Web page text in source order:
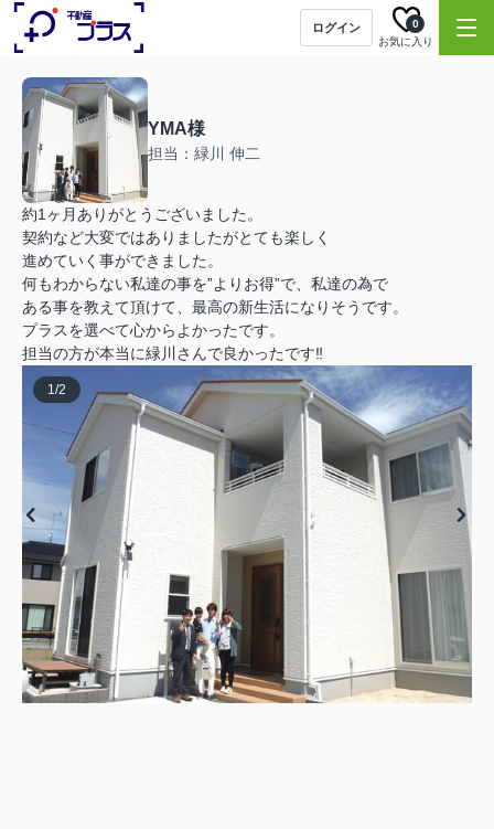
ログイン
お気に入り
0
YMA様
担当：緑川 伸二
約1ヶ月ありがとうございました。
契約など大変ではありましたがとても楽しく
進めていく事ができました。
何もわからない私達の事を”よりお得”で、私達の為で
ある事を教えて頂けて、最高の新生活になりそうです。
プラスを選べて心からよかったです。
担当の方が本当に緑川さんで良かったです‼
1/2